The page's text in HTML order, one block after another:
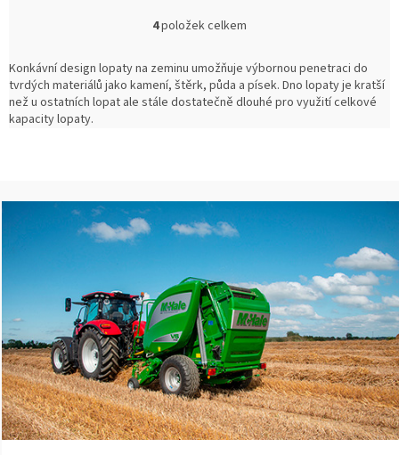
O
l
á
d
v
k
y
ý
p
i
s
u
4položek celkem
Konkávní design lopaty na zeminu umožňuje výbornou penetraci do
tvrdých materiálů jako kamení, štěrk, půda a písek. Dno lopaty je kratší
než u ostatních lopat ale stále dostatečně dlouhé pro využití celkové
kapacity lopaty.